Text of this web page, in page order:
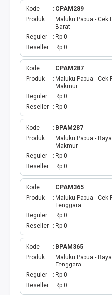
GAME ONLINE
TV PRABAYAR
BEBAS NOMINAL
MAXIM
CETAKVOUCER
KUOTA BY.U
VOUCHER DIGITAL
INDRIVER
TELEPON PASCABAYAR
INTERNET BULANAN
ACTINDOSAT
Kode
CPAM289
Produk
Maluku Papua - Cek
Barat
Reguler
Rp 0
Reseller
Rp 0
Kode
CPAM287
Produk
Maluku Papua - Cek
Makmur
Reguler
Rp 0
Reseller
Rp 0
Kode
BPAM287
Produk
Maluku Papua -
Makmur
Reguler
Rp 0
Reseller
Rp 0
Kode
CPAM365
Produk
Maluku Papua - Cek
Tenggara
Reguler
Rp 0
Reseller
Rp 0
Kode
BPAM365
Produk
Maluku Papua -
Tenggara
Reguler
Rp 0
Reseller
Rp 0